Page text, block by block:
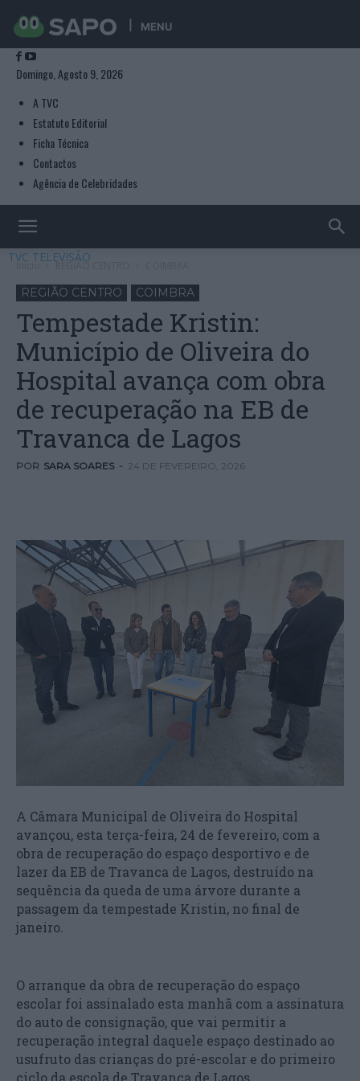
MENU
Domingo, Agosto 9, 2026
A TVC
Estatuto Editorial
Ficha Técnica
Contactos
Agência de Celebridades
TVC TELEVISÃO
Início REGIÃO CENTRO
REGIÃO CENTRO COIMBRA
Tempestade Kristin:
Município de Oliveira do
Hospital avança com obra
de recuperação na EB de
Travanca de Lagos
POR SARA SOARES - 24 DE FEVEREIRO, 2026
A Câmara Municipal de Oliveira do Hospital
avançou, esta terça-feira, 24 de fevereiro, com a
obra de recuperação do espaço desportivo e de
lazer da EB de Travanca de Lagos, destruído na
sequência da queda de uma árvore durante a
passagem da tempestade Kristin, no final de
janeiro.
O arranque da obra de recuperação do espaço
escolar foi assinalado esta manhã com a assinatura
do auto de consignação, que vai permitir a
recuperação integral daquele espaço destinado ao
usufruto das crianças do pré-escolar e do primeiro
ciclo da escola de Travanca de Lagos.